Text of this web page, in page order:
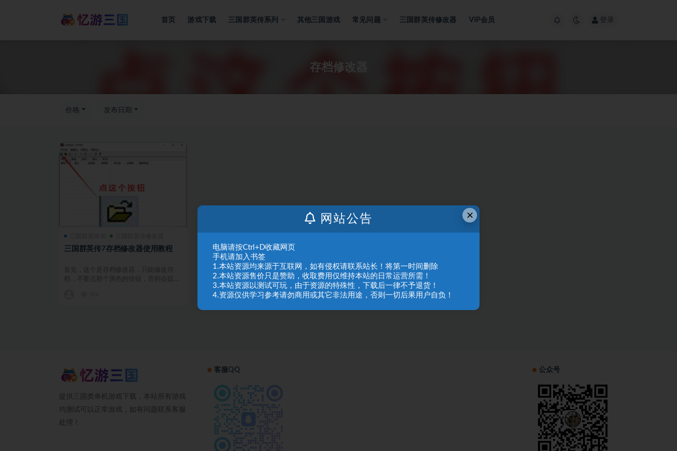
首页 游戏下载 三国群英传系列 其他三国游戏 常见问题 三国群英传修改器 VIP会员 登录
存档修改器
价格 发布日期
三国群英传7存档修改器使用教程
首先，这个是存档修改器，只能修改存
档，不要点那个黑色的按钮，否则会提示
提供三国类单机游戏下载，本站所有游戏
均测试可以正常游戏，如有问题联系客服
处理！
客服QQ 公众号
×
网站公告
电脑请按Ctrl+D收藏网页
手机请加入书签
1.本站资源均来源于互联网，如有侵权请联系站长！将第一时间删除
2.本站资源售价只是赞助，收取费用仅维持本站的日常运营所需！
3.本站资源以测试可玩，由于资源的特殊性，下载后一律不予退货！
4.资源仅供学习参考请勿商用或其它非法用途，否则一切后果用户自负！